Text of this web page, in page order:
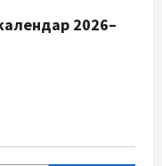
2026–